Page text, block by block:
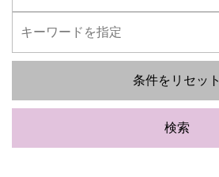
条件をリセット
検索